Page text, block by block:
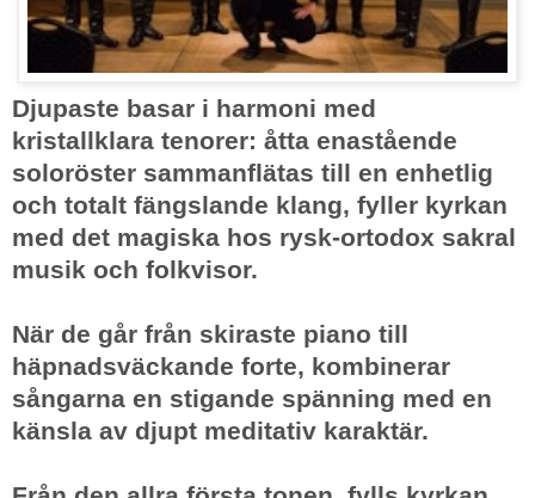
När de går från skiraste piano till
häpnadsväckande forte, kombinerar
sångarna en stigande spänning med en
känsla av djupt meditativ karaktär.
Från den allra första tonen, fylls kyrkan
av en from känsla av engagemang i deras
kultur och traditioner. Svarta Havets Don-
Kosacker rör hjärtat.
http://rurik.se/nyheter/14156